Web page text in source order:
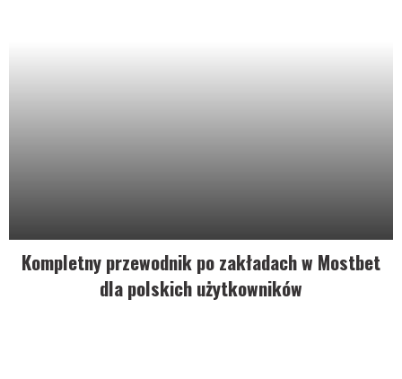
Kompletny przewodnik po zakładach w Mostbet
dla polskich użytkowników